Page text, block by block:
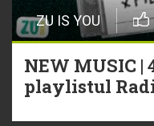
ZU IS YOU
NEW MUSIC |
playlistul